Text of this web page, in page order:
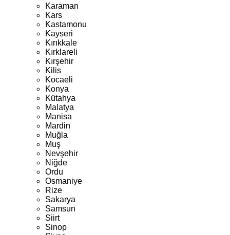
Karaman
Kars
Kastamonu
Kayseri
Kırıkkale
Kırklareli
Kırşehir
Kilis
Kocaeli
Konya
Kütahya
Malatya
Manisa
Mardin
Muğla
Muş
Nevşehir
Niğde
Ordu
Osmaniye
Rize
Sakarya
Samsun
Siirt
Sinop